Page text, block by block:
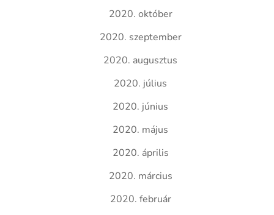
2020. október
2020. szeptember
2020. augusztus
2020. július
2020. június
2020. május
2020. április
2020. március
2020. február